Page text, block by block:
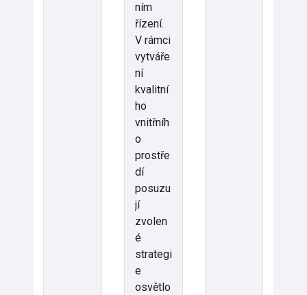
ním
řízení.
V rámci
vytváře
ní
kvalitní
ho
vnitřníh
o
prostře
dí
posuzu
jí
zvolen
é
strategi
e
osvětlo